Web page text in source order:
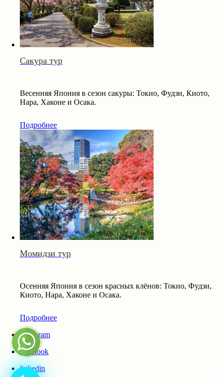
Сакура тур
Весенняя Япония в сезон сакуры: Токио, Фудзи, Киото,
Нара, Хаконе и Осака.
Подробнее
Момидзи тур
Осенняя Япония в сезон красных клёнов: Токио, Фудзи,
Киото, Нара, Хаконе и Осака.
Подробнее
instagram
facebook
linkedin